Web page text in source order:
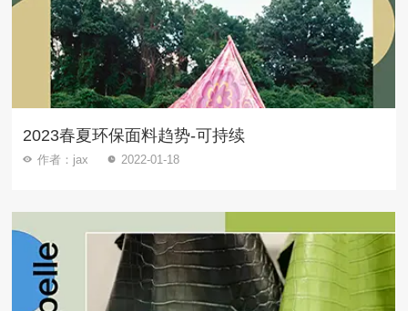
2023春夏环保面料趋势-可持续
作者：jax 2022-01-18